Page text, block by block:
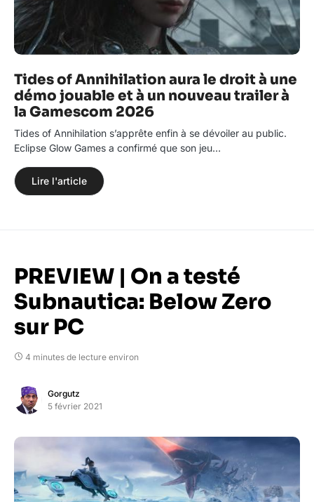
Tides of Annihilation aura le droit à une
démo jouable et à un nouveau trailer à
la Gamescom 2026
Tides of Annihilation s’apprête enfin à se dévoiler au public.
Eclipse Glow Games a confirmé que son jeu…
Lire l'article
PREVIEW | On a testé
Subnautica: Below Zero
sur PC
4 minutes de lecture environ
Gorgutz
5 février 2021